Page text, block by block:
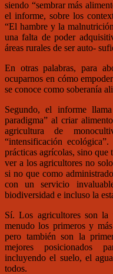
siendo “sembrar más
el informe, sobre los
“El hambre y la
una falta de poder
áreas rurales de ser auto-
En otras palabras, para
ocuparnos en cómo
se conoce como soberanía
Segundo, el informe
paradigma” al criar
agricultura de
“intensificación
prácticas agrícolas, sino que
ver a los agricultores no
si no que como
con un servicio
biodiversidad e incluso la
Sí. Los agricultores son
menudo los primeros y
pero también son la
mejores posicionados
incluyendo el suelo, el
todos.